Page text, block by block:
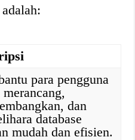
para pengguna
dan
database
mudah dan efisien.